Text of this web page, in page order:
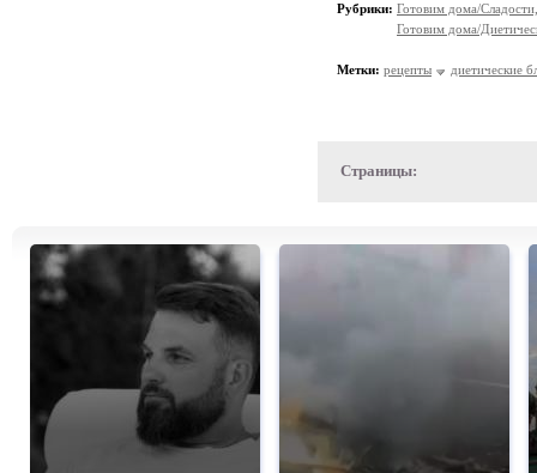
Рубрики: Готовим дома/
Готовим дома/
Метки: рецепты диетические
Страницы: